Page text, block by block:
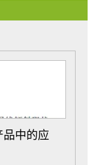
品中的应